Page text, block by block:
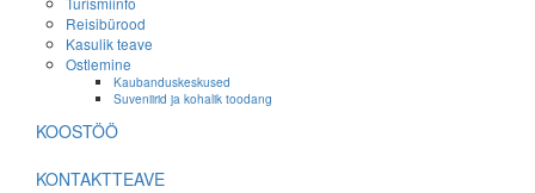
Reisibürood
Kasulik teave
Ostlemine
Kaubanduskeskused
Suveniirid ja kohalik toodang
KOOSTÖÖ
KONTAKTTEAVE